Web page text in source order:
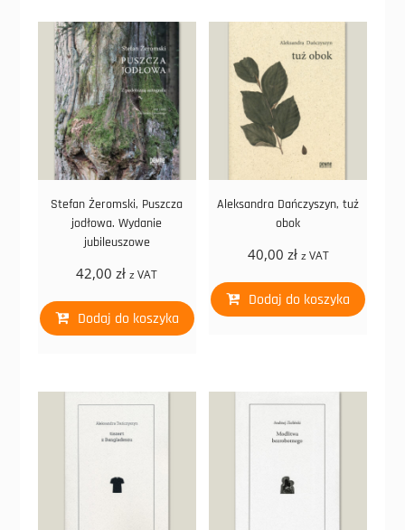
Stefan Żeromski, Puszcza
jodłowa. Wydanie
jubileuszowe
42,00zł z VAT
Dodaj do koszyka
Aleksandra Dańczyszyn, tuż
obok
40,00 zł z VAT
Dodaj do koszyka